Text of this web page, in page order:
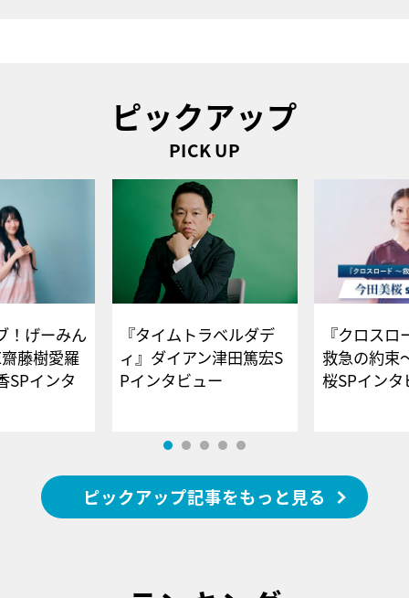
ピックアップ
PICK UP
！げーみん
藤樹愛羅
SPインタ
『タイムトラベルダデ
ィ』ダイアン津田篤宏S
Pインタビュー
『クロス
救急の約束
桜SPイ
ピックアップ記事をもっと見る